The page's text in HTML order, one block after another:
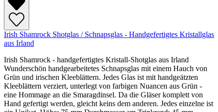
Irish Shamrock Shotglas / Schnapsglas - Handgefertigtes Kristallglas
aus Irland
Irish Shamrock - handgefertigtes Kristall-Shotglas aus Irland
Wunderschön handgearbeitetes Schnapsglas mit einem Hauch von
Grün und irischen Kleeblättern. Jedes Glas ist mit handgeätzten
Kleeblättern verziert, unterlegt von farbigen Nuancen aus Grün -
eine Hommage an die Smaragdinsel. Da die Gläser komplett von
Hand gefertigt werden, gleicht keins dem anderen. Jedes einzelne ist